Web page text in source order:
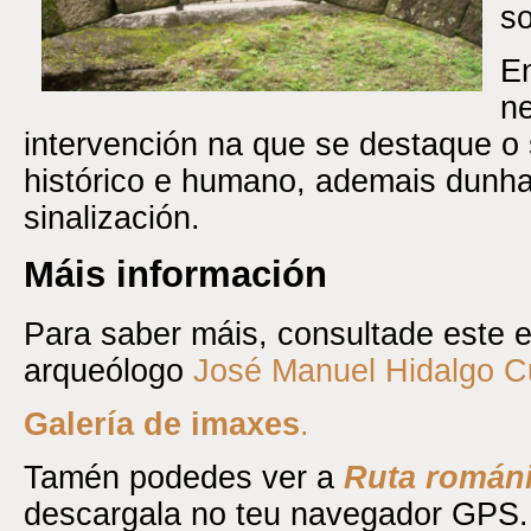
intervención na que se destaque
histórico e humano, ademais
sinalización.
Máis información
Para saber máis, consultade este
arqueólogo José Manuel Hidalgo
Galería de imaxes.
Tamén podedes ver a Ruta
descargala no teu navegador GPS.